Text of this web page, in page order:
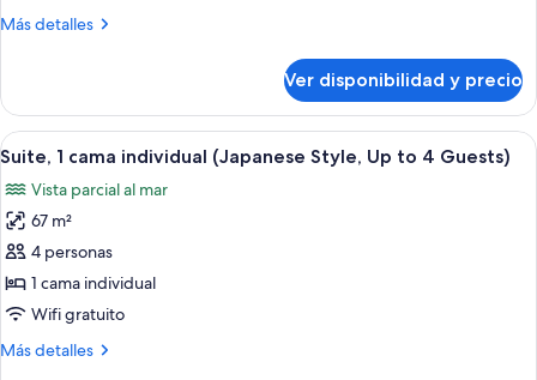
Más detalles
Más
Premium
(Upgraded)
Ver disponibilidad y precio
Ver
todas
las
fotos
de
Suite,
1
individual
Habitación de hotel con dos camas,
2
Suite, 1 cama individual (Japanese Style, Up to 4 Guests)
Vista parcial al mar
67 m²
4 personas
1 cama individual
Wifi gratuito
Más detalles
Más